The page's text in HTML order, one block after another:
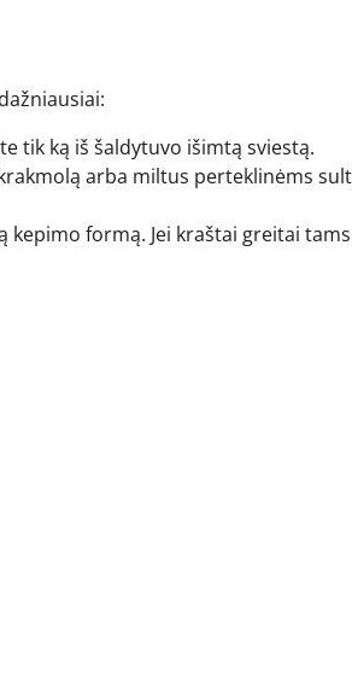
tik ką iš šaldytuvo išimtą sviestą.
arba miltus perteklinėms
formą. Jei kraštai greitai